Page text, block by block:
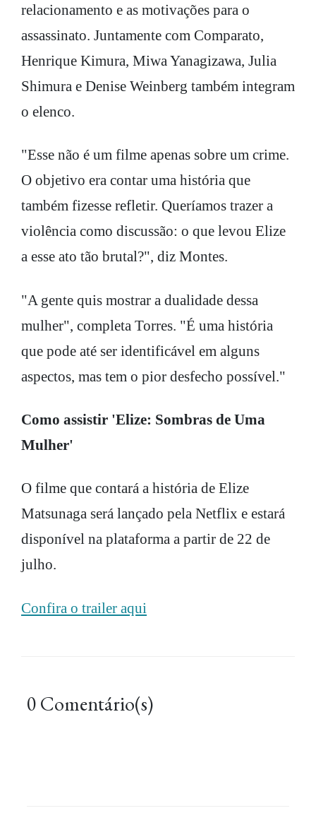
relacionamento e as motivações para o
assassinato. Juntamente com Comparato,
Henrique Kimura, Miwa Yanagizawa, Julia
Shimura e Denise Weinberg também integram
o elenco.
"Esse não é um filme apenas sobre um crime.
O objetivo era contar uma história que
também fizesse refletir. Queríamos trazer a
violência como discussão: o que levou Elize
a esse ato tão brutal?", diz Montes.
"A gente quis mostrar a dualidade dessa
mulher", completa Torres. "É uma história
que pode até ser identificável em alguns
aspectos, mas tem o pior desfecho possível."
Como assistir 'Elize: Sombras de Uma
Mulher'
O filme que contará a história de Elize
Matsunaga será lançado pela Netflix e estará
disponível na plataforma a partir de 22 de
julho.
Confira o trailer aqui
0 Comentário(s)